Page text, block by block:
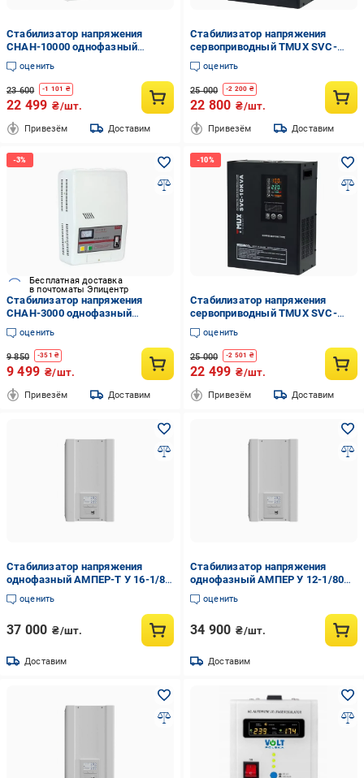
Стабилизатор напряжения
СНАН-10000 однофазный
навесной
оценить
23 600 -1 101 ₴
22 499 ₴/шт.
Привезём Доставим
Стабилизатор напряжения
сервоприводный TMUX SVC-
10KVA 8000 Вт (SVC-10)
оценить
25 000 -2 200 ₴
22 800 ₴/шт.
Привезём Доставим
Бесплатная доставка
в почтоматы Эпицентр
Стабилизатор напряжения
СНАН-3000 однофазный
навесной
оценить
9 850 -351 ₴
9 499 ₴/шт.
Привезём Доставим
Стабилизатор напряжения
сервоприводный TMUX SVC-
10KVA 8000 Вт (SVC-10)
оценить
25 000 -2 501 ₴
22 499 ₴/шт.
Привезём Доставим
Стабилизатор напряжения
однофазный АМПЕР-Т У 16-1/80
v2.1 LCD
оценить
37 000 ₴/шт.
Доставим
Стабилизатор напряжения
однофазный АМПЕР У 12-1/80
v2.1
оценить
34 900 ₴/шт.
Доставим